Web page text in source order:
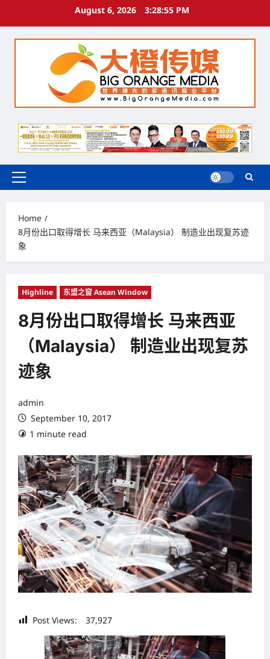
August 6, 2026 3:28:56 PM
Primary
Home
8月份出口取得增长 马来西亚（Malaysia） 制造业出现复苏迹
象
Highline 东盟之窗 Asean Window
8月份出口取得增长 马来西亚
（Malaysia） 制造业出现复苏
迹象
admin
September 10, 2017
1 minute read
Post Views: 37,927